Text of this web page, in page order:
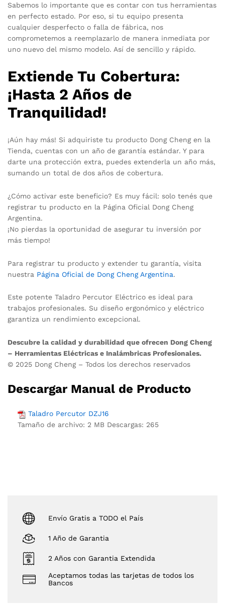
Sabemos lo importante que es contar con tus herramientas
en perfecto estado. Por eso, si tu equipo presenta
cualquier desperfecto o falla de fábrica, nos
comprometemos a reemplazarlo de manera inmediata por
uno nuevo del mismo modelo. Así de sencillo y rápido.
Extiende Tu Cobertura:
¡Hasta 2 Años de
Tranquilidad!
¡Aún hay más! Si adquiriste tu producto Dong Cheng en la
Tienda, cuentas con un año de garantía estándar. Y para
darte una protección extra, puedes extenderla un año más,
sumando un total de dos años de cobertura.
¿Cómo activar este beneficio? Es muy fácil: solo tenés que
registrar tu producto en la Página Oficial Dong Cheng
Argentina.
¡No pierdas la oportunidad de asegurar tu inversión por
más tiempo!
Para registrar tu producto y extender tu garantía, visita
nuestra Página Oficial de Dong Cheng Argentina.
Este potente Taladro Percutor Eléctrico es ideal para
trabajos profesionales. Su diseño ergonómico y eléctrico
garantiza un rendimiento excepcional.
Descubre la calidad y durabilidad que ofrecen Dong Cheng
– Herramientas Eléctricas e Inalámbricas Profesionales.
© 2025 Dong Cheng – Todos los derechos reservados
Descargar Manual de Producto
Taladro Percutor DZJ16
Tamaño de archivo: 2 MB Descargas: 265
Envío Gratis a TODO el País
1 Año de Garantia
2 Años con Garantia Extendida
Aceptamos todas las tarjetas de todos los
Bancos